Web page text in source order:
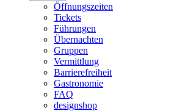
Öffnungszeiten
Tickets
Führungen
Übernachten
Gruppen
Vermittlung
Barrierefreiheit
Gastronomie
FAQ
designshop